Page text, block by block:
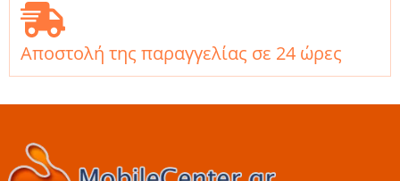
Αποστολή της παραγγελίας σε 24 ώρες